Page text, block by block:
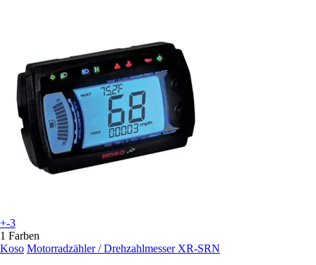
+-3
1 Farben
Koso Motorradzähler / Drehzahlmesser XR-SRN